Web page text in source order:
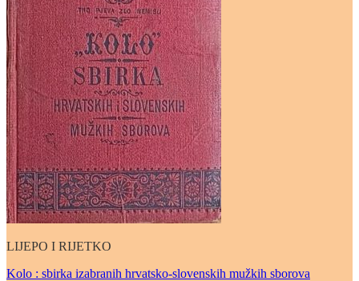
LIJEPO I RIJETKO
Kolo : sbirka izabranih hrvatsko-slovenskih mužkih sborova